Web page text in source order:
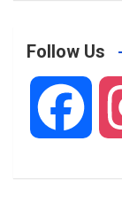
Follow Us